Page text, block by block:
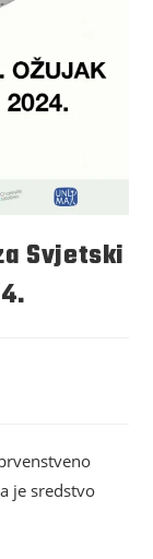
Svjetski
je sredstvo